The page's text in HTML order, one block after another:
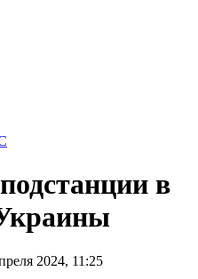
в
2024, 11:25